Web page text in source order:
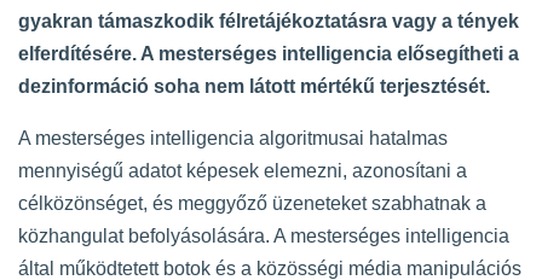
gyakran támaszkodik félretájékoztatásra vagy a tények
elferdítésére. A mesterséges intelligencia elősegítheti a
dezinformáció soha nem látott mértékű terjesztését.
A mesterséges intelligencia algoritmusai hatalmas
mennyiségű adatot képesek elemezni, azonosítani a
célközönséget, és meggyőző üzeneteket szabhatnak a
közhangulat befolyásolására. A mesterséges intelligencia
által működtetett botok és a közösségi média manipulációs